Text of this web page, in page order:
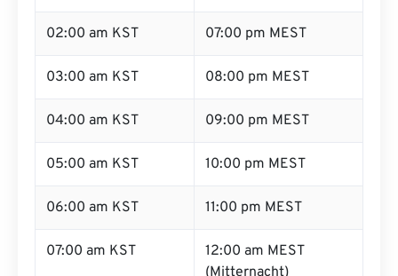
02:00 am KST 07:00 pm MEST
03:00 am KST 08:00 pm MEST
04:00 am KST 09:00 pm MEST
05:00 am KST 10:00 pm MEST
06:00 am KST 11:00 pm MEST
07:00 am KST
12:00 am MEST
(Mitternacht)